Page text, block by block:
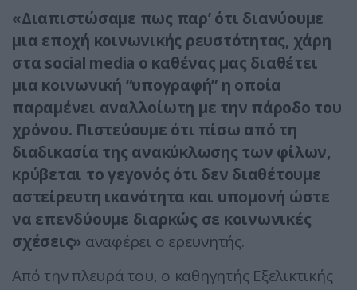
«Διαπιστώσαμε πως παρ’ ότι διανύουμε
μια εποχή κοινωνικής ρευστότητας, χάρη
στα social media ο καθένας μας διαθέτει
μια κοινωνική “υπογραφή” η οποία
παραμένει αναλλοίωτη με την πάροδο του
χρόνου. Πιστεύουμε ότι πίσω από τη
διαδικασία της ανακύκλωσης των φίλων,
κρύβεται το γεγονός ότι δεν διαθέτουμε
αστείρευτη ικανότητα και υπομονή ώστε
να επενδύουμε διαρκώς σε κοινωνικές
σχέσεις» αναφέρει ο ερευνητής.
Από την πλευρά του, ο καθηγητής Εξελικτικής